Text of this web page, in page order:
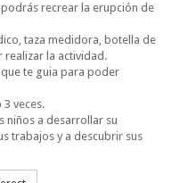
recrear la erupción de
taza medidora, botella de
la actividad.
te guia para poder
veces.
niños a desarrollar su
trabajos y a descubrir sus